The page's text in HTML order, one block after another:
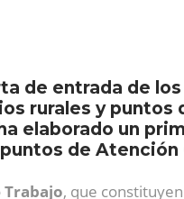
de entrada de los
rurales y puntos
elaborado un
de Atención
Trabajo, que